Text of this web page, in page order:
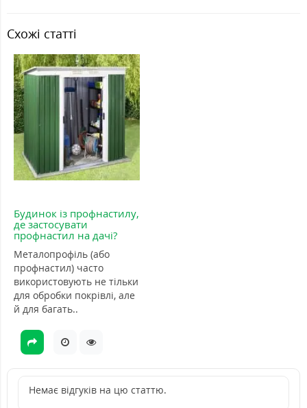
Схожі статті
Будинок із профнастилу,
де застосувати
профнастил на дачі?
Металопрофіль (або
профнастил) часто
використовують не тільки
для обробки покрівлі, але
й для багать..
Немає відгуків на цю статтю.